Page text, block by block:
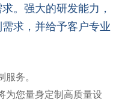
。 强大的研发能力，
求，并给予客户专业
服务。
为您量身定制高质量设